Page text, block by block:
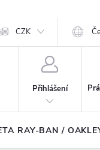
CZK
Přihlášení
RAY-BAN /